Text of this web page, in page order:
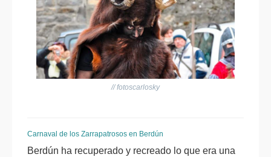
// fotoscarlosky
Carnaval de los Zarrapatrosos en Berdún
Berdún ha recuperado y recreado lo que era una